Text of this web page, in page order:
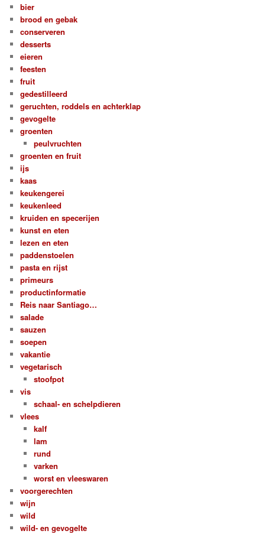
bier
brood en gebak
conserveren
desserts
eieren
feesten
fruit
gedestilleerd
geruchten, roddels en achterklap
gevogelte
groenten
peulvruchten
groenten en fruit
ijs
kaas
keukengerei
keukenleed
kruiden en specerijen
kunst en eten
lezen en eten
paddenstoelen
pasta en rijst
primeurs
productinformatie
Reis naar Santiago…
salade
sauzen
soepen
vakantie
vegetarisch
stoofpot
vis
schaal- en schelpdieren
vlees
kalf
lam
rund
varken
worst en vleeswaren
voorgerechten
wijn
wild
wild- en gevogelte